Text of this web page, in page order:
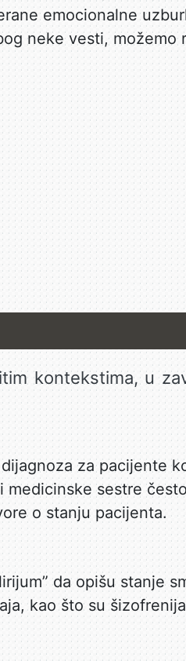
emocionalne
neke vesti, možemo
kontekstima, u
za pacijente
sestre
o stanju pacijenta.
da opišu stanje
kao što su